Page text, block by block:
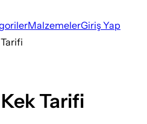
MalzemelerGiriş Yap
Tarifi